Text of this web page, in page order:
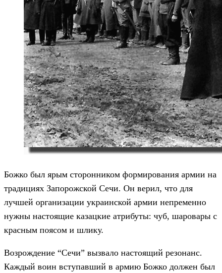
Божко был ярым сторонником формирования армии на
традициях Запорожской Сечи. Он верил, что для
лучшей организации украинской армии непременно
нужны настоящие казацкие атрибуты: чуб, шаровары с
красным поясом и шлику.
Возрождение “Сечи” вызвало настоящий резонанс.
Каждый воин вступавший в армию Божко должен был